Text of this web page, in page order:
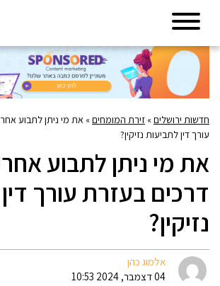
חדשות ירושלים» זירת המומחים» את מי ניתן לתבוע
עורך דין לתביעות נזיקין?
את מי ניתן לתבוע
דרכים בעזרת עורך
נזיקין?
אלמוג כהן
04 דצמבר, 2024 10:53